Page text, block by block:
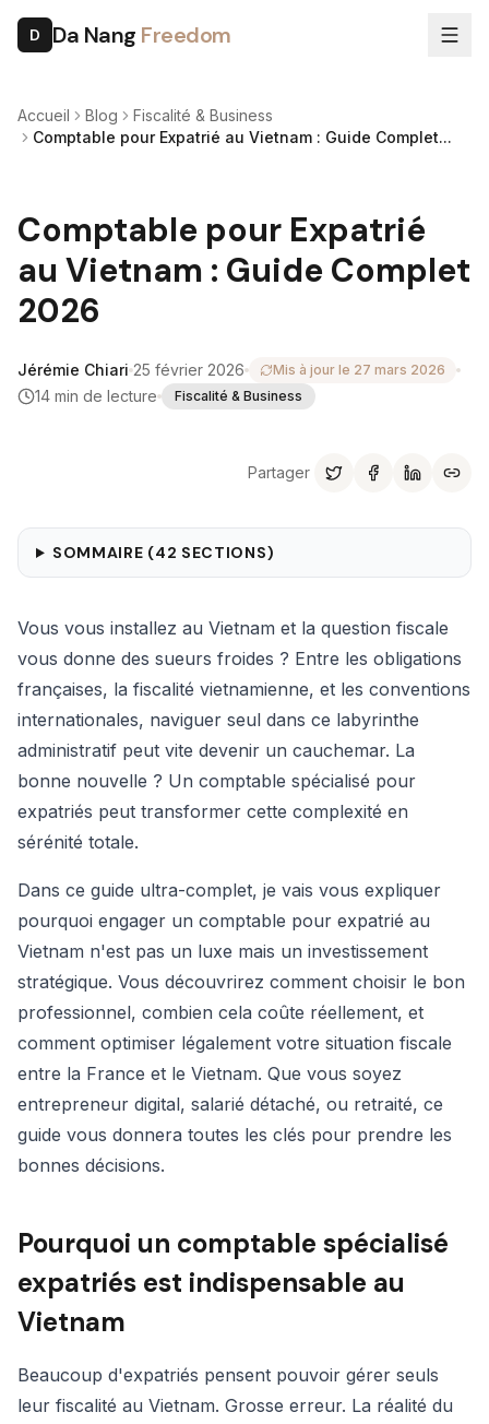
D Da Nang Freedom
Accueil Blog
Fiscalité & Business
Comptable pour Expatrié au Vietnam : Guide Complet...
Comptable pour Expatrié
au Vietnam : Guide Complet
2026
Jérémie Chiari 25 février 2026 Mis à jour le 27 mars 2026
14 min de lecture Fiscalité & Business
Partager
SOMMAIRE (42 SECTIONS)
Vous vous installez au Vietnam et la question fiscale
vous donne des sueurs froides ? Entre les obligations
françaises, la fiscalité vietnamienne, et les conventions
internationales, naviguer seul dans ce labyrinthe
administratif peut vite devenir un cauchemar. La
bonne nouvelle ? Un comptable spécialisé pour
expatriés peut transformer cette complexité en
sérénité totale.
Dans ce guide ultra-complet, je vais vous expliquer
pourquoi engager un comptable pour expatrié au
Vietnam n'est pas un luxe mais un investissement
stratégique. Vous découvrirez comment choisir le bon
professionnel, combien cela coûte réellement, et
comment optimiser légalement votre situation fiscale
entre la France et le Vietnam. Que vous soyez
entrepreneur digital, salarié détaché, ou retraité, ce
guide vous donnera toutes les clés pour prendre les
bonnes décisions.
Pourquoi un comptable spécialisé
expatriés est indispensable au
Vietnam
Beaucoup d'expatriés pensent pouvoir gérer seuls
leur fiscalité au Vietnam. Grosse erreur. La réalité du